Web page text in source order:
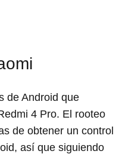
de Android que
4 Pro. El rooteo
de obtener un control
así que siguiendo